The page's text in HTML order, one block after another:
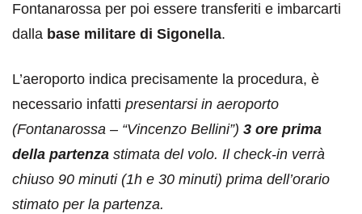
Fontanarossa per poi essere transferiti e imbarcarti
dalla base militare di Sigonella.
L’aeroporto indica precisamente la procedura, è
necessario infatti presentarsi in aeroporto
(Fontanarossa – “Vincenzo Bellini”) 3 ore prima
della partenza stimata del volo. Il check-in verrà
chiuso 90 minuti (1h e 30 minuti) prima dell’orario
stimato per la partenza.